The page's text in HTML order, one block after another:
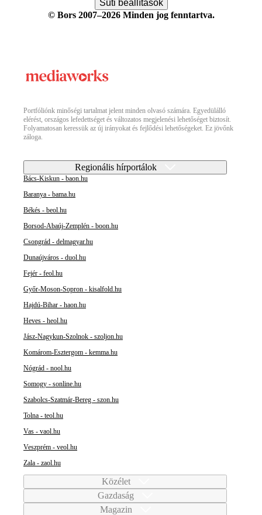
Süti beállítások
© Bors 2007–2026 Minden jog fenntartva.
Portfóliónk minőségi tartalmat jelent minden olvasó számára. Egyedülálló
elérést, országos lefedettséget és változatos megjelenési lehetőséget biztosít.
Folyamatosan keressük az új irányokat és fejlődési lehetőségeket. Ez jövőnk
záloga.
Regionális hírportálok
Bács-Kiskun - baon.hu
Baranya - bama.hu
Békés - beol.hu
Borsod-Abaúj-Zemplén - boon.hu
Csongrád - delmagyar.hu
Dunaújváros - duol.hu
Fejér - feol.hu
Győr-Moson-Sopron - kisalfold.hu
Hajdú-Bihar - haon.hu
Heves - heol.hu
Jász-Nagykun-Szolnok - szoljon.hu
Komárom-Esztergom - kemma.hu
Nógrád - nool.hu
Somogy - sonline.hu
Szabolcs-Szatmár-Bereg - szon.hu
Tolna - teol.hu
Vas - vaol.hu
Veszprém - veol.hu
Zala - zaol.hu
Közélet
Gazdaság
Magazin